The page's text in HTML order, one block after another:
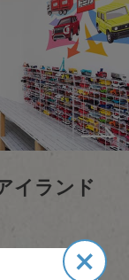
イランド
×